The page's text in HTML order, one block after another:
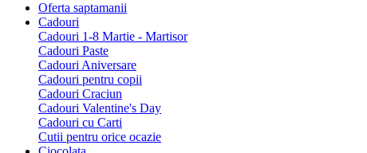
Oferta saptamanii
Cadouri
Cadouri 1-8 Martie - Martisor
Cadouri Paste
Cadouri Aniversare
Cadouri pentru copii
Cadouri Craciun
Cadouri Valentine's Day
Cadouri cu Carti
Cutii pentru orice ocazie